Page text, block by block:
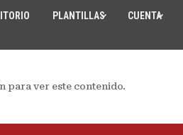
PLANTILLAS CUENTA
para ver este contenido.